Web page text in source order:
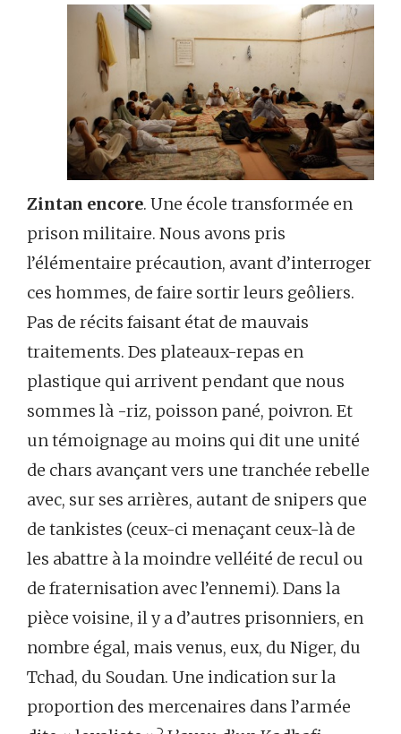
Zintan encore. Une école transformée en
prison militaire. Nous avons pris
l’élémentaire précaution, avant d’interroger
ces hommes, de faire sortir leurs geôliers.
Pas de récits faisant état de mauvais
traitements. Des plateaux-repas en
plastique qui arrivent pendant que nous
sommes là -riz, poisson pané, poivron. Et
un témoignage au moins qui dit une unité
de chars avançant vers une tranchée rebelle
avec, sur ses arrières, autant de snipers que
de tankistes (ceux-ci menaçant ceux-là de
les abattre à la moindre velléité de recul ou
de fraternisation avec l’ennemi). Dans la
pièce voisine, il y a d’autres prisonniers, en
nombre égal, mais venus, eux, du Niger, du
Tchad, du Soudan. Une indication sur la
proportion des mercenaires dans l’armée